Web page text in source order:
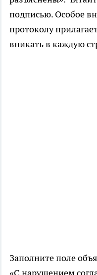
подписью. Особое
протоколу
вникать в каждую
Заполните поле